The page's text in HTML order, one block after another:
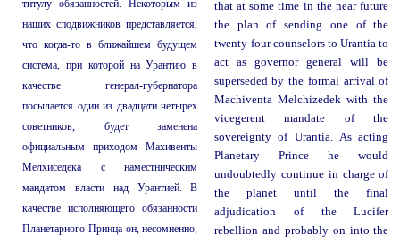
титулу обязанностей. Некоторым из
наших сподвижников представляется,
что когда-то в ближайшем будущем
система, при которой на Урантию в
качестве генерал-губернатора
посылается один из двадцати четырех
советников, будет заменена
официальным приходом Махивенты
Мелхиседека с наместническим
мандатом власти над Урантией. В
качестве исполняющего обязанности
Планетарного Принца он, несомненно,
that at some time in the near future
the plan of sending one of the
twenty-four counselors to Urantia to
act as governor general will be
superseded by the formal arrival of
Machiventa Melchizedek with the
vicegerent mandate of the
sovereignty of Urantia. As acting
Planetary Prince he would
undoubtedly continue in charge of
the planet until the final
adjudication of the Lucifer
rebellion and probably on into the